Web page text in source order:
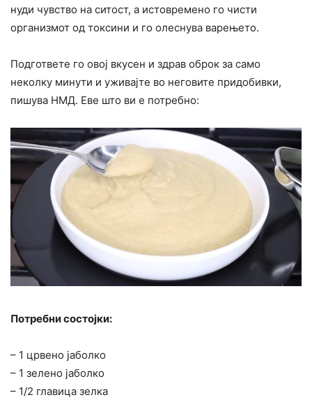
нуди чувство на ситост, а истовремено го чисти
организмот од токсини и го олеснува варењето.
Подгответе го овој вкусен и здрав оброк за само
неколку минути и уживајте во неговите придобивки,
пишува НМД. Еве што ви е потребно:
Потребни состојки:
– 1 црвено јаболко
– 1 зелено јаболко
– 1/2 главица зелка